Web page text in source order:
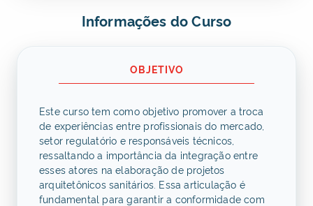
Informações do Curso
OBJETIVO
Este curso tem como objetivo promover a troca
de experiências entre profissionais do mercado,
setor regulatório e responsáveis técnicos,
ressaltando a importância da integração entre
esses atores na elaboração de projetos
arquitetônicos sanitários. Essa articulação é
fundamental para garantir a conformidade com